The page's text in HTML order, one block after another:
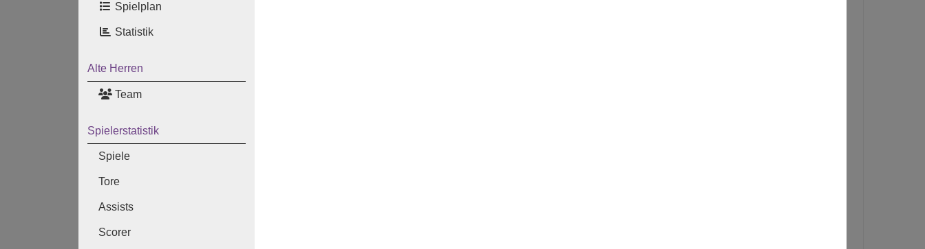
Spielplan
Statistik
Alte Herren
Team
Spielerstatistik
Spiele
Tore
Assists
Scorer